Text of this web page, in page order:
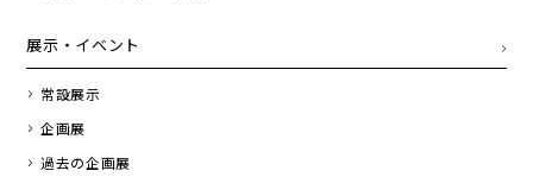
展示・イベント
常設展示
企画展
過去の企画展